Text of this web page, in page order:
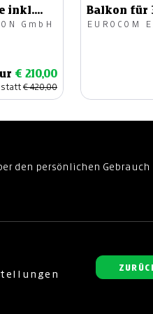
inkl.
GmbH
€ 210,00
statt€ 420,00
Balkon für
Frühstück
EUROCOM
den persönlichen